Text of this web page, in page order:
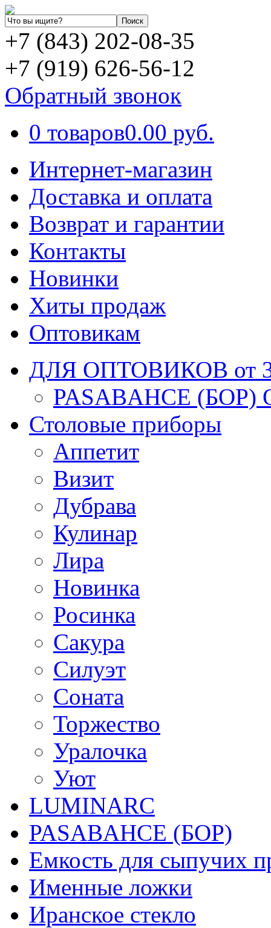
+7 (843) 202-08-35
+7 (919) 626-56-12
Обратный звонок
0 товаров0.00 руб.
Интернет-магазин
Доставка и оплата
Возврат и гарантии
Контакты
Новинки
Хиты продаж
Оптовикам
ДЛЯ ОПТОВИКОВ от
PASABAHCE (БОР)
Столовые приборы
Аппетит
Визит
Дубрава
Кулинар
Лира
Новинка
Росинка
Сакура
Силуэт
Соната
Торжество
Уралочка
Уют
LUMINARC
PASABAHCE (БОР)
Емкость для сыпучих
Именные ложки
Иранское стекло